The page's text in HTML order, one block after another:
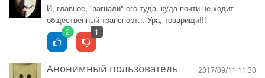
И, главное, "загнали" его туда, куда почти не ходит
общественный транспорт... Ура, товарищи!!!
2 1
Анонимный пользователь 2017/09/11 11:30